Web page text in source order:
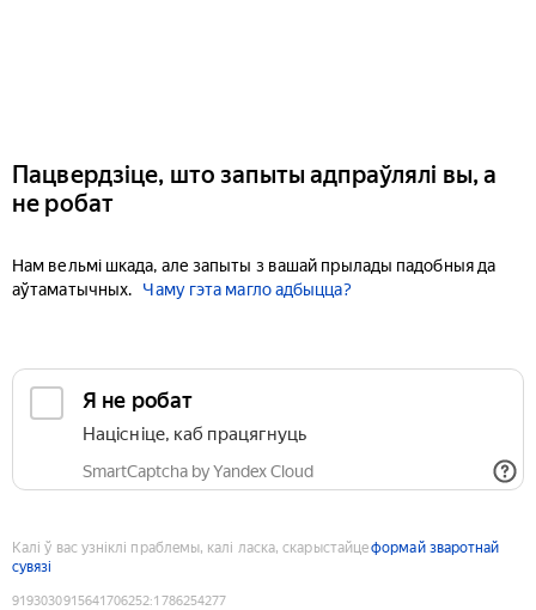
Пацвердзіце, што запыты адпраўлялі вы, а
не робат
Нам вельмі шкада, але запыты з вашай прылады падобныя да
аўтаматычных.
Чаму гэта магло адбыцца?
Я не робат
Націсніце, каб працягнуць
SmartCaptcha by Yandex Cloud
Калі ў вас узніклі праблемы, калі ласка, скарыстайцеформай зваротнай
сувязі
9193030915641706252:1786254277